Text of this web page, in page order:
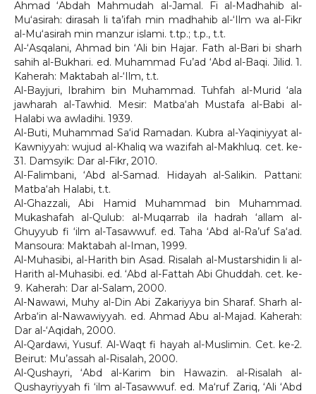
Ahmad ‘Abdah Mahmudah al-Jamal. Fi al-Madhahib al-
Mu‘asirah: dirasah li ta’ifah min madhahib al-‘Ilm wa al-Fikr
al-Mu‘asirah min manzur islami. t.tp.; t.p., t.t.
Al-‘Asqalani, Ahmad bin ‘Ali bin Hajar. Fath al-Bari bi sharh
sahih al-Bukhari. ed. Muhammad Fu’ad ‘Abd al-Baqi. Jilid. 1.
Kaherah: Maktabah al-‘Ilm, t.t.
Al-Bayjuri, Ibrahim bin Muhammad. Tuhfah al-Murid ‘ala
jawharah al-Tawhid. Mesir: Matba‘ah Mustafa al-Babi al-
Halabi wa awladihi. 1939.
Al-Buti, Muhammad Sa‘id Ramadan. Kubra al-Yaqiniyyat al-
Kawniyyah: wujud al-Khaliq wa wazifah al-Makhluq. cet. ke-
31. Damsyik: Dar al-Fikr, 2010.
Al-Falimbani, ‘Abd al-Samad. Hidayah al-Salikin. Pattani:
Matba‘ah Halabi, t.t.
Al-Ghazzali, Abi Hamid Muhammad bin Muhammad.
Mukashafah al-Qulub: al-Muqarrab ila hadrah ‘allam al-
Ghuyyub fi ‘ilm al-Tasawwuf. ed. Taha ‘Abd al-Ra’uf Sa‘ad.
Mansoura: Maktabah al-Iman, 1999.
Al-Muhasibi, al-Harith bin Asad. Risalah al-Mustarshidin li al-
Harith al-Muhasibi. ed. ‘Abd al-Fattah Abi Ghuddah. cet. ke-
9. Kaherah: Dar al-Salam, 2000.
Al-Nawawi, Muhy al-Din Abi Zakariyya bin Sharaf. Sharh al-
Arba‘in al-Nawawiyyah. ed. Ahmad Abu al-Majad. Kaherah:
Dar al-‘Aqidah, 2000.
Al-Qardawi, Yusuf. Al-Waqt fi hayah al-Muslimin. Cet. ke-2.
Beirut: Mu’assah al-Risalah, 2000.
Al-Qushayri, ‘Abd al-Karim bin Hawazin. al-Risalah al-
Qushayriyyah fi ‘ilm al-Tasawwuf. ed. Ma‘ruf Zariq, ‘Ali ‘Abd